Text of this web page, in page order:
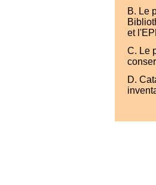
B. Le
et
C. Le
D.